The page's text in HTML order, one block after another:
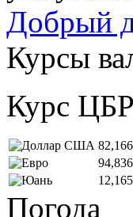
Добрый
Курсы
Курс
Погода